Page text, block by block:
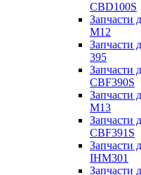
CBD100S
Запчасти
M12
Запчасти
395
Запчасти
CBF390S
Запчасти
M13
Запчасти
CBF391S
Запчасти
IHM301
Запчасти